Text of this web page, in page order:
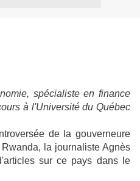
spécialiste en finance
à l'Université du Québec
de la gouverneure
la journaliste Agnès
sur ce pays dans le